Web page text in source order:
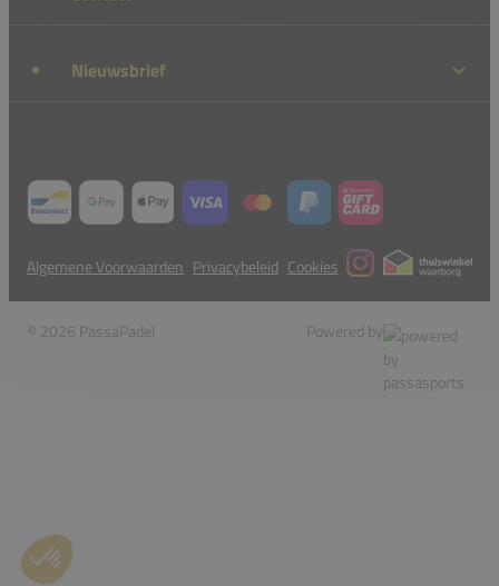
Nieuwsbrief
Algemene Voorwaarden Privacybeleid Cookies
© 2026 PassaPadel Powered by